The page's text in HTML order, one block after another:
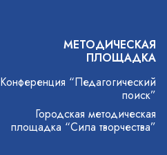
МЕТОДИЧЕСКАЯ
ПЛОЩАДКА
Конференция “Педагогический
поиск”
Городская методическая
площадка “Сила творчества”